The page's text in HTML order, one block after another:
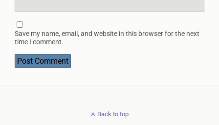
Save my name, email, and website in this browser for the next
time I comment.
Back to top